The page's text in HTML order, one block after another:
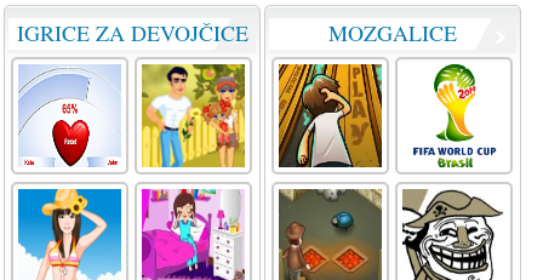
IGRICE ZA DEVOJČICE MOZGALICE